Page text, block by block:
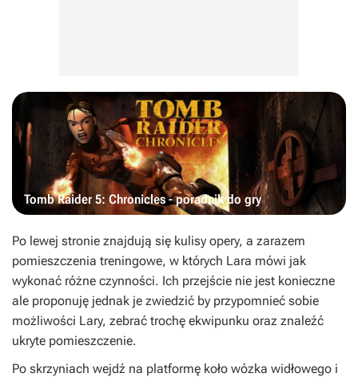
Tomb Raider 5: Chronicles - poradnik do gry
Po lewej stronie znajdują się kulisy opery, a zarazem
pomieszczenia treningowe, w których Lara mówi jak
wykonać różne czynności. Ich przejście nie jest konieczne
ale proponuję jednak je zwiedzić by przypomnieć sobie
możliwości Lary, zebrać trochę ekwipunku oraz znaleźć
ukryte pomieszczenie.
Po skrzyniach wejdź na platformę koło wózka widłowego i